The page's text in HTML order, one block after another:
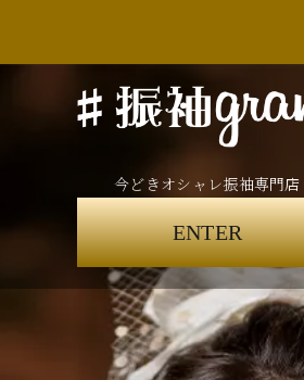
今どきオシャレ振袖専門店
ENTER